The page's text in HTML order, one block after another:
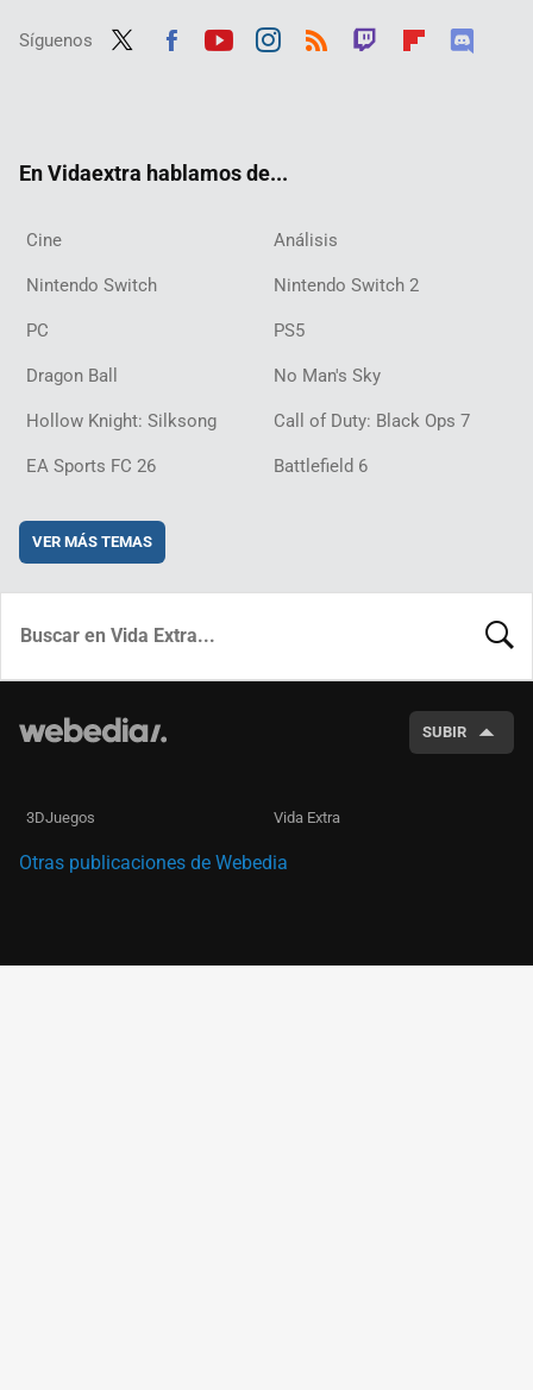
Síguenos
En Vidaextra hablamos de...
Cine Análisis
Nintendo Switch Nintendo Switch 2
PC PS5
Dragon Ball No Man's Sky
Hollow Knight: Silksong Call of Duty: Black Ops 7
EA Sports FC 26 Battlefield 6
VER MÁS TEMAS
SUBIR
3DJuegos Vida Extra
Otras publicaciones de Webedia